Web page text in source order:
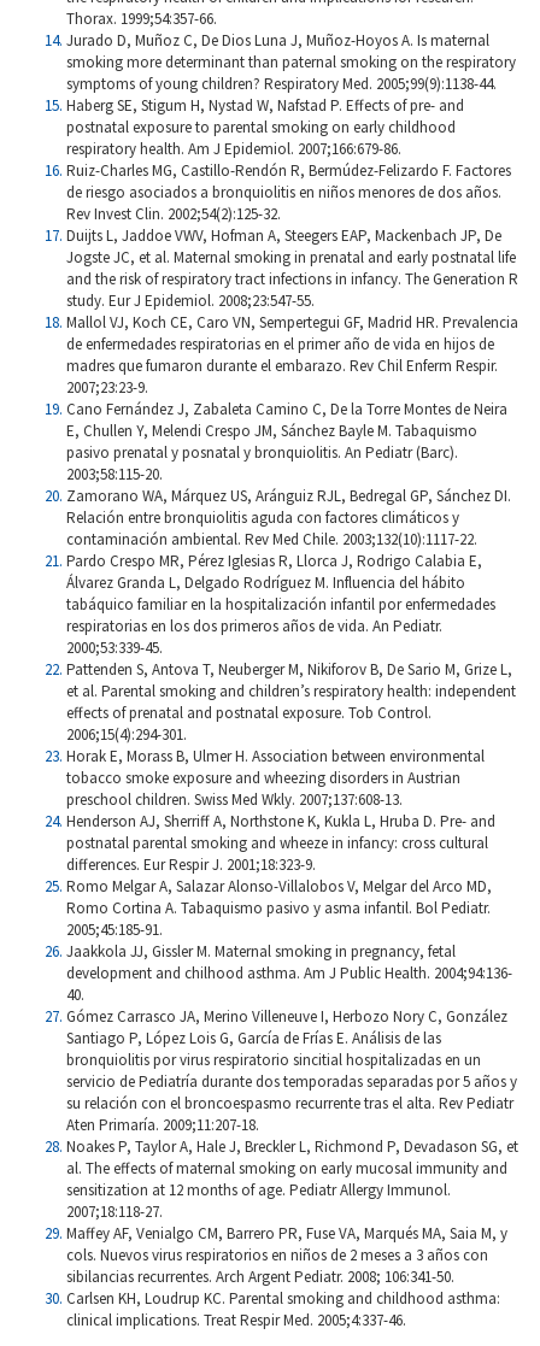
Thorax. 1999;54:357-66.
Jurado D, Muñoz C, De Dios Luna J, Muñoz-Hoyos A. Is maternal
smoking more determinant than paternal smoking on the respiratory
symptoms of young children? Respiratory Med. 2005;99(9):1138-44.
Haberg SE, Stigum H, Nystad W, Nafstad P. Effects of pre- and
postnatal exposure to parental smoking on early childhood
respiratory health. Am J Epidemiol. 2007;166:679-86.
Ruiz-Charles MG, Castillo-Rendón R, Bermúdez-Felizardo F. Factores
de riesgo asociados a bronquiolitis en niños menores de dos años.
Rev Invest Clin. 2002;54(2):125-32.
Duijts L, Jaddoe VWV, Hofman A, Steegers EAP, Mackenbach JP, De
Jogste JC, et al. Maternal smoking in prenatal and early postnatal life
and the risk of respiratory tract infections in infancy. The Generation R
study. Eur J Epidemiol. 2008;23:547-55.
Mallol VJ, Koch CE, Caro VN, Sempertegui GF, Madrid HR. Prevalencia
de enfermedades respiratorias en el primer año de vida en hijos de
madres que fumaron durante el embarazo. Rev Chil Enferm Respir.
2007;23:23-9.
Cano Fernández J, Zabaleta Camino C, De la Torre Montes de Neira
E, Chullen Y, Melendi Crespo JM, Sánchez Bayle M. Tabaquismo
pasivo prenatal y posnatal y bronquiolitis. An Pediatr (Barc).
2003;58:115-20.
Zamorano WA, Márquez US, Aránguiz RJL, Bedregal GP, Sánchez DI.
Relación entre bronquiolitis aguda con factores climáticos y
contaminación ambiental. Rev Med Chile. 2003;132(10):1117-22.
Pardo Crespo MR, Pérez Iglesias R, Llorca J, Rodrigo Calabia E,
Álvarez Granda L, Delgado Rodríguez M. Influencia del hábito
tabáquico familiar en la hospitalización infantil por enfermedades
respiratorias en los dos primeros años de vida. An Pediatr.
2000;53:339-45.
Pattenden S, Antova T, Neuberger M, Nikiforov B, De Sario M, Grize L,
et al. Parental smoking and children’s respiratory health: independent
effects of prenatal and postnatal exposure. Tob Control.
2006;15(4):294-301.
Horak E, Morass B, Ulmer H. Association between environmental
tobacco smoke exposure and wheezing disorders in Austrian
preschool children. Swiss Med Wkly. 2007;137:608-13.
Henderson AJ, Sherriff A, Northstone K, Kukla L, Hruba D. Pre- and
postnatal parental smoking and wheeze in infancy: cross cultural
differences. Eur Respir J. 2001;18:323-9.
Romo Melgar A, Salazar Alonso-Villalobos V, Melgar del Arco MD,
Romo Cortina A. Tabaquismo pasivo y asma infantil. Bol Pediatr.
2005;45:185-91.
Jaakkola JJ, Gissler M. Maternal smoking in pregnancy, fetal
development and chilhood asthma. Am J Public Health. 2004;94:136-
40.
Gómez Carrasco JA, Merino Villeneuve I, Herbozo Nory C, González
Santiago P, López Lois G, García de Frías E. Análisis de las
bronquiolitis por virus respiratorio sincitial hospitalizadas en un
servicio de Pediatría durante dos temporadas separadas por 5 años y
su relación con el broncoespasmo recurrente tras el alta. Rev Pediatr
Aten Primaría. 2009;11:207-18.
Noakes P, Taylor A, Hale J, Breckler L, Richmond P, Devadason SG, et
al. The effects of maternal smoking on early mucosal immunity and
sensitization at 12 months of age. Pediatr Allergy Immunol.
2007;18:118-27.
Maffey AF, Venialgo CM, Barrero PR, Fuse VA, Marqués MA, Saia M, y
cols. Nuevos virus respiratorios en niños de 2 meses a 3 años con
sibilancias recurrentes. Arch Argent Pediatr. 2008; 106:341-50.
Carlsen KH, Loudrup KC. Parental smoking and childhood asthma:
clinical implications. Treat Respir Med. 2005;4:337-46.